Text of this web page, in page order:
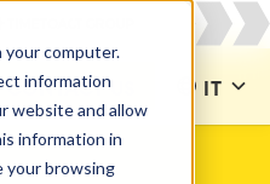
computer.
information
website and allow
information in
your browsing
CONTACT US IT